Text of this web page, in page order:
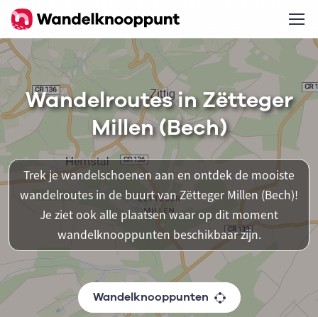
Wandelroutes in Zëtteger
Millen (Bech)
Trek je wandelschoenen aan en ontdek de mooiste
wandelroutes in de buurt van Zëtteger Millen (Bech)!
Je ziet ook alle plaatsen waar op dit moment
wandelknooppunten beschikbaar zijn.
Wandelknooppunten